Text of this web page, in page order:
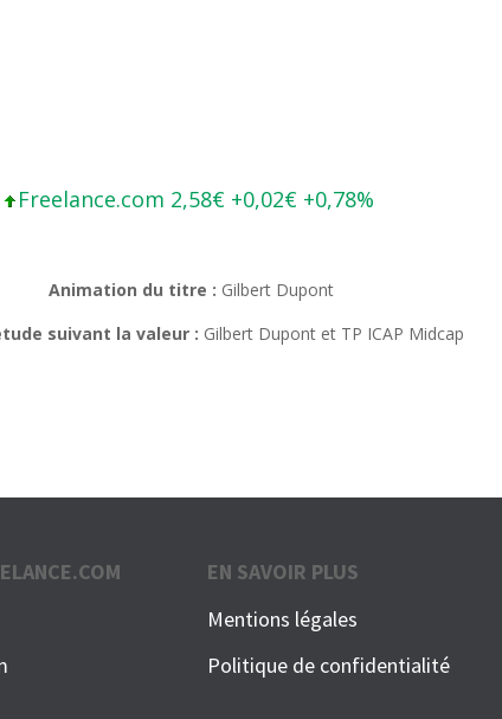
Freelance.com 2,58€ +0,02€ +0,78%
Animation du titre : Gilbert Dupont
suivant la valeur : Gilbert Dupont et TP ICAP Midcap
EN SAVOIR PLUS
Mentions légales
Politique de confidentialité